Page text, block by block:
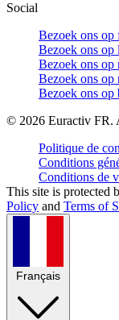
Social
Bezoek ons op
Bezoek ons op
Bezoek ons op
Bezoek ons op
Bezoek ons op
© 2026 Euractiv FR.
Politique de
Conditions
Conditions de
This site is protected
Policy and Terms of
Français